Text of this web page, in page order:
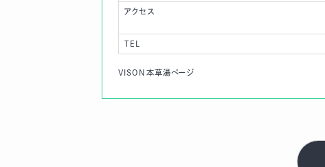
アクセス
TEL
VISON本草湯ページ